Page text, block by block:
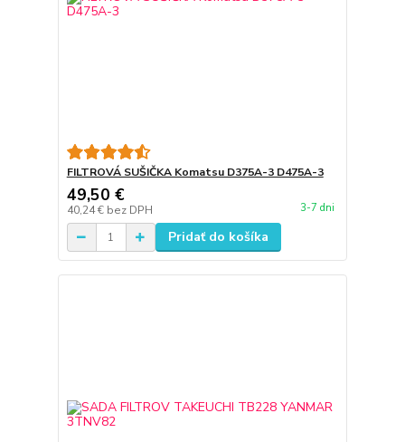
FILTROVÁ SUŠIČKA Komatsu D375A-3 D475A-3
49,50 €
40,24 € bez DPH 3-7 dni
Pridať do košíka